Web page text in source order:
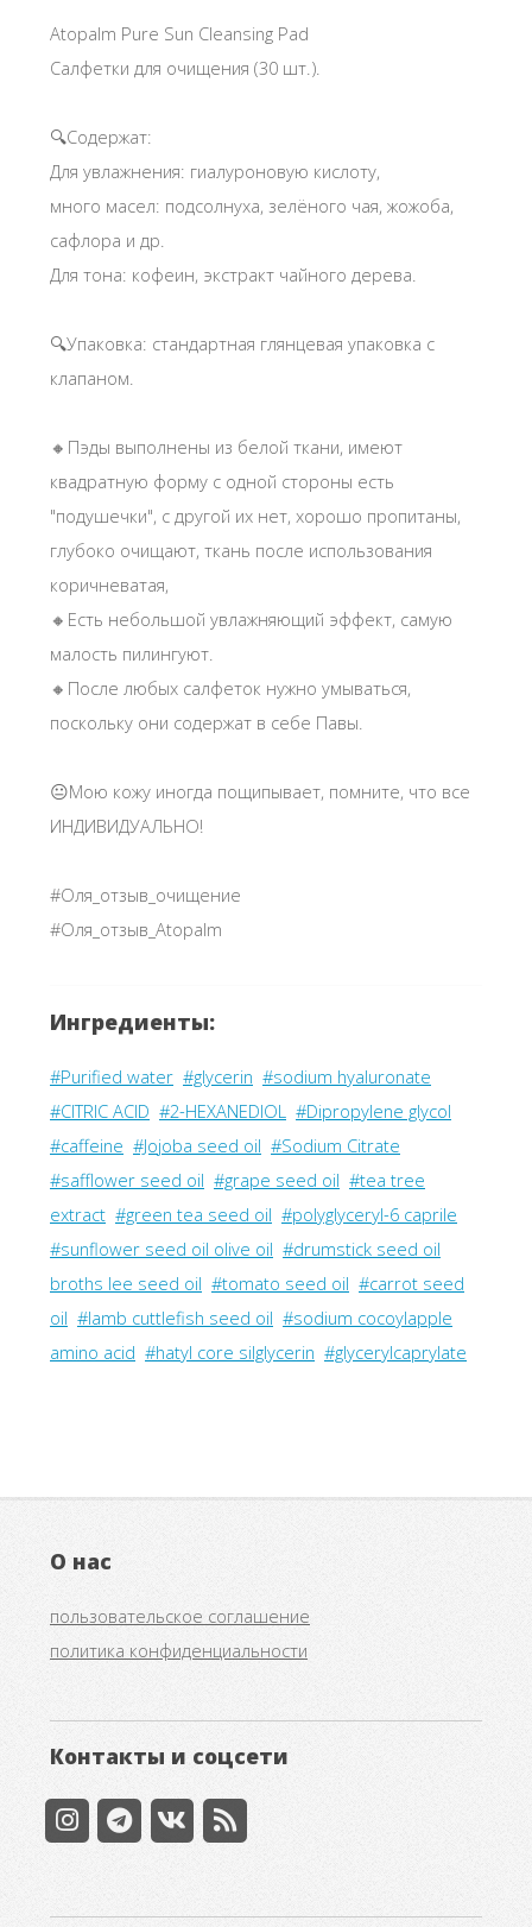
Atopalm Pure Sun Cleansing Pad
Салфетки для очищения (30 шт.).
🔍Содержат:
Для увлажнения: гиалуроновую кислоту,
много масел: подсолнуха, зелёного чая, жожоба,
сафлора и др.
Для тона: кофеин, экстракт чайного дерева.
🔍Упаковка: стандартная глянцевая упаковка с
клапаном.
🔸️Пэды выполнены из белой ткани, имеют
квадратную форму с одной стороны есть
"подушечки", с другой их нет, хорошо пропитаны,
глубоко очищают, ткань после использования
коричневатая,
🔸️Есть небольшой увлажняющий эффект, самую
малость пилингуют.
🔸️После любых салфеток нужно умываться,
поскольку они содержат в себе Павы.
😐Мою кожу иногда пощипывает, помните, что все
ИНДИВИДУАЛЬНО!
#Оля_отзыв_очищение
#Оля_отзыв_Atopalm
Ингредиенты:
#Purified water #glycerin #sodium hyaluronate
#CITRIC ACID #2-HEXANEDIOL #Dipropylene glycol
#caffeine #Jojoba seed oil #Sodium Citrate
#safflower seed oil #grape seed oil #tea tree
extract #green tea seed oil #polyglyceryl-6 caprile
#sunflower seed oil olive oil #drumstick seed oil
broths lee seed oil #tomato seed oil #carrot seed
oil #lamb cuttlefish seed oil #sodium cocoylapple
amino acid #hatyl core silglycerin #glycerylcaprylate
О нас
пользовательское соглашение
политика конфиденциальности
Контакты и соцсети